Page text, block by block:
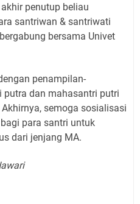
penutup beliau
santriwan & santriwati
bersama Univet
penampilan-
dan mahasantri putri
Akhirnya, semoga sosialisasi
para santri untuk
dari jenjang MA.